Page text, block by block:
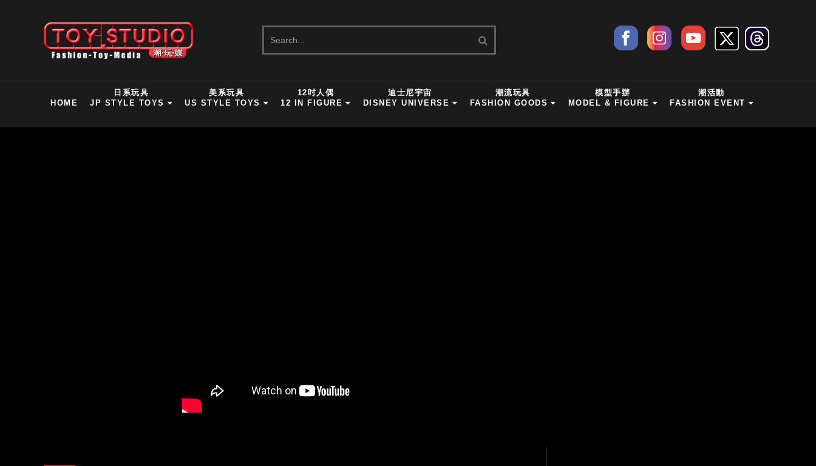
HOME
日系玩具
JP STYLE TOYS
美系玩具
US STYLE TOYS
12吋人偶
12 IN FIGURE
迪士尼宇宙
DISNEY UNIVERSE
潮流玩具
FASHION GOODS
模型手辦
MODEL & FIGURE
潮活動
FASHION EVENT